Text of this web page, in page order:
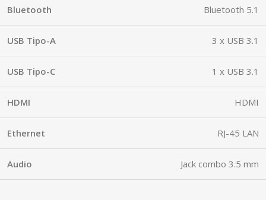
Bluetooth Bluetooth 5.1
USB Tipo-A 3 x USB 3.1
USB Tipo-C 1 x USB 3.1
HDMI HDMI
Ethernet RJ-45 LAN
Audio Jack combo 3.5 mm